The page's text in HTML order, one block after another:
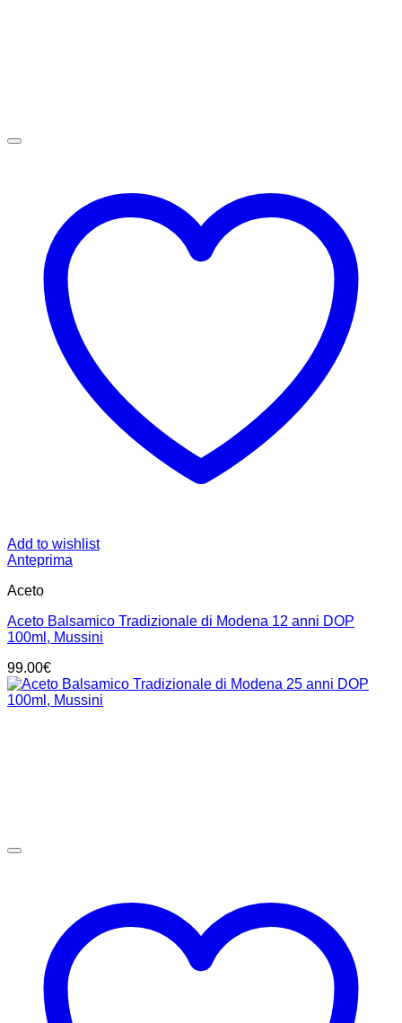
Add to wishlist
Anteprima
Aceto
Aceto Balsamico Tradizionale di Modena 12 anni DOP
100ml, Mussini
99.00€